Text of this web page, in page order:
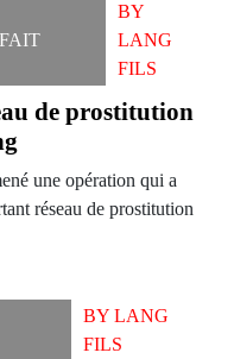
FAIT
BY
LANG
FILS
de prostitution
une opération qui a
réseau de prostitution
BY LANG
FILS